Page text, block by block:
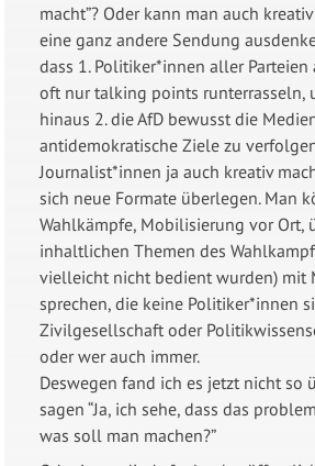
macht”? Oder kann man auch
eine ganz andere Sendung
dass 1. Politiker*innen aller
oft nur talking points runterrasseln,
hinaus 2. die AfD bewusst die
antidemokratische Ziele zu
Journalist*innen ja auch kreativ
sich neue Formate überlegen. Man
Wahlkämpfe, Mobilisierung vor Ort,
inhaltlichen Themen des
vielleicht nicht bedient wurden) mit
sprechen, die keine Politiker*innen
Zivilgesellschaft oder
oder wer auch immer.
Deswegen fand ich es jetzt nicht so
sagen “Ja, ich sehe, dass das
was soll man machen?”